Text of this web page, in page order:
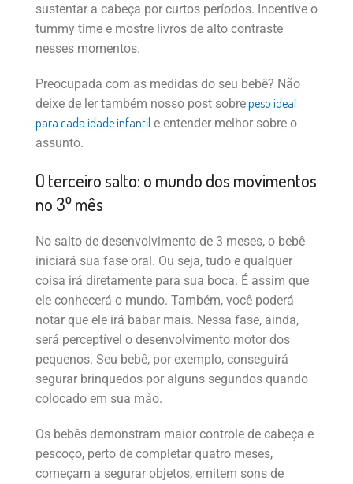
sustentar a cabeça por curtos períodos. Incentive o
tummy time e mostre livros de alto contraste
nesses momentos.
Preocupada com as medidas do seu bebê? Não
deixe de ler também nosso post sobrepeso ideal
para cada idade infantil e entender melhor sobre o
assunto.
O terceiro salto: o mundo dos movimentos
no 3⁰ mês
No salto de desenvolvimento de 3 meses, o bebê
iniciará sua fase oral. Ou seja, tudo e qualquer
coisa irá diretamente para sua boca. É assim que
ele conhecerá o mundo. Também, você poderá
notar que ele irá babar mais. Nessa fase, ainda,
será perceptível o desenvolvimento motor dos
pequenos. Seu bebê, por exemplo, conseguirá
segurar brinquedos por alguns segundos quando
colocado em sua mão.
Os bebês demonstram maior controle de cabeça e
pescoço, perto de completar quatro meses,
começam a segurar objetos, emitem sons de